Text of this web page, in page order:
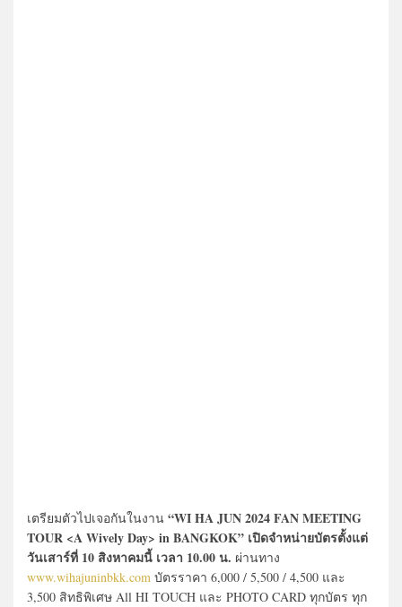
เตรียมตัวไปเจอกันในงาน “WI HA JUN 2024 FAN MEETING
TOUR <A Wively Day> in BANGKOK” เปิดจำหน่ายบัตรตั้งแต่
วันเสาร์ที่ 10 สิงหาคมนี้ เวลา 10.00 น. ผ่านทาง
www.wihajuninbkk.com บัตรราคา 6,000 / 5,500 / 4,500 และ
3,500 สิทธิพิเศษ All HI TOUCH และ PHOTO CARD ทุกบัตร ทุก